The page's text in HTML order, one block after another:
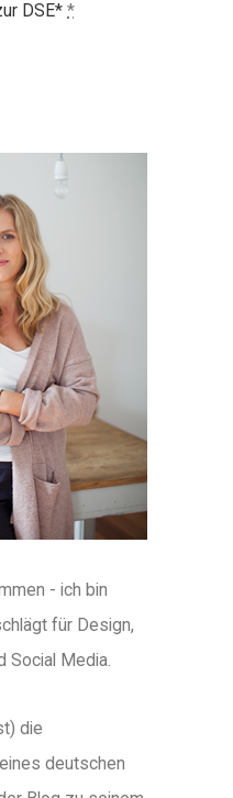
DSE* *
- ich bin
für Design,
Social Media.
die
deutschen